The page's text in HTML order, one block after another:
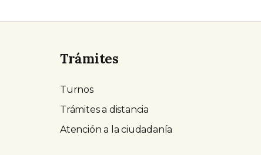
Trámites
Turnos
Trámites a distancia
Atención a la ciudadanía